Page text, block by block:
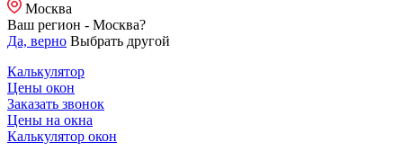
Москва
Ваш регион - Москва?
Да, верно Выбрать другой
Калькулятор
Цены окон
Заказать звонок
Цены на окна
Калькулятор окон